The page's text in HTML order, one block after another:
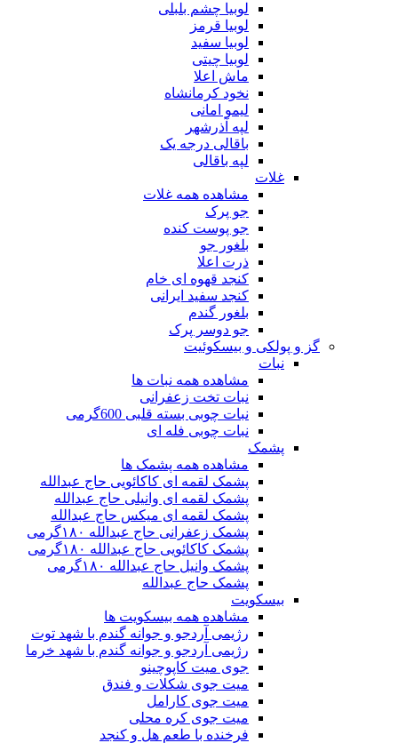
لوبیا چشم بلبلی
لوبیا قرمز
لوبیا سفید
لوبیا چیتی
ماش اعلا
نخود کرمانشاه
لیمو امانی
لپه آذرشهر
باقالی درجه یک
لپه باقالی
غلات
مشاهده همه غلات
جو پرک
جو پوست کنده
بلغور جو
ذرت اعلا
کنجد قهوه ای خام
کنجد سفید ایرانی
بلغور گندم
جو دوسر پرک
گز و پولکی و بیسکوئیت
نبات
مشاهده همه نبات ها
نبات تخت زعفرانی
نبات چوبی بسته قلبی 600گرمی
نبات چوبی فله ای
پشمک
مشاهده همه پشمک ها
پشمک لقمه ای کاکائویی حاج عبدالله
پشمک لقمه ای وانیلی حاج عبدالله
پشمک لقمه ای میکس حاج عبدالله
پشمک زعفرانی حاج عبدالله ۱۸۰گرمی
پشمک کاکائویی حاج عبدالله ۱۸۰گرمی
پشمک وانیل حاج عبدالله ۱۸۰گرمی
پشمک حاج عبدالله
بیسکویت
مشاهده همه بیسکویت ها
رژیمی آردجو و جوانه گندم با شهد توت
رژیمی آردجو و جوانه گندم با شهد خرما
جوی میت کاپوچینو
میت جوی شکلات و فندق
میت جوی کارامل
میت جوی کره محلی
فرخنده با طعم هل و کنجد